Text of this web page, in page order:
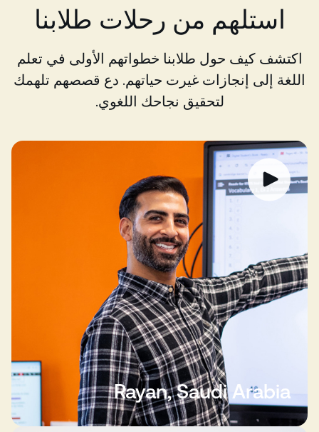
استلهم من رحلات طلابنا
اكتشف كيف حول طلابنا خطواتهم الأولى في تعلم
اللغة إلى إنجازات غيرت حياتهم. دع قصصهم تلهمك
لتحقيق نجاحك اللغوي.
Rayan, Saudi Arabia